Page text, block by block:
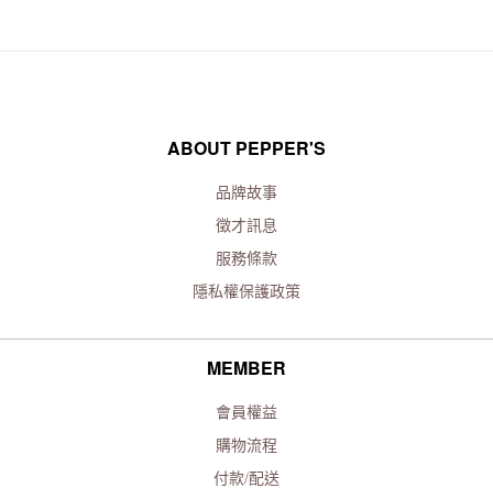
ABOUT PEPPER'S
品牌故事
徵才訊息
服務條款
隱私權保護政策
MEMBER
會員權益
購物流程
付款/配送